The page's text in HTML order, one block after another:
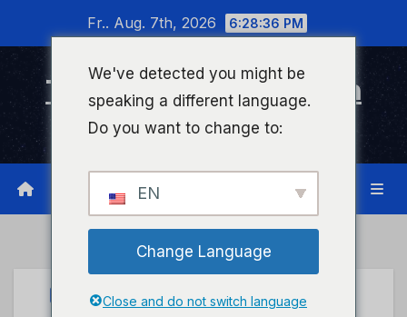
wechseln
Fr.. Aug. 7th, 2026 6:28:36 PM
Timeline Bad Kreuznach
Infonetzwerk für Bad Kreuznach
UNCATEGORIZED
We've detected you might be
speaking a different language.
Do you want to change to:
EN
Change Language
Close and do not switch language